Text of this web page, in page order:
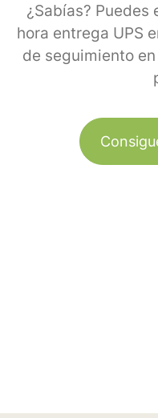
¿Sabías?
hora entrega UPS
de seguimiento